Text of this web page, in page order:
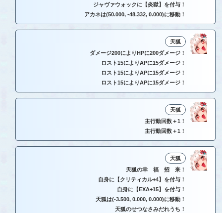
ジャヴァウォックに【炎獄】を付与！
アカネは(50.000, -48.332, 0.000)に移動！
天狐
ダメージ200によりHPに200ダメージ！
ロスト15によりAPに15ダメージ！
ロスト15によりAPに15ダメージ！
ロスト15によりAPに15ダメージ！
天狐
主行動回数＋1！
主行動回数＋1！
天狐
天狐の幸 福 招 来！
自身に【クリティカル+4】を付与！
自身に【EXA+15】を付与！
天狐は(-3.500, 0.000, 0.000)に移動！
天狐のせつなさみだれうち！